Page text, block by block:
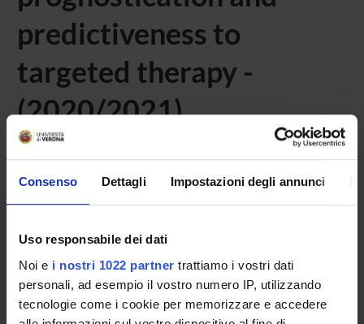
Consenso Dettagli Impostazioni degli annunci
Uso responsabile dei dati
Noi e i nostri 1022 partner trattiamo i vostri dati
personali, ad esempio il vostro numero IP, utilizzando
tecnologie come i cookie per memorizzare e accedere
predictiveness to
targeted therapy -
(2020/2021)
all'insegnamento Fluorescence in situ hybridization
analysis (FISH) in cancer diagnostics, prognostication and
predictiveness to targeted therapy .